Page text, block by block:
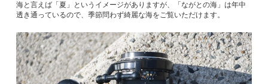
海と言えば「夏」というイメージがありますが、「ながとの海」は年中
透き通っているので、季節問わず綺麗な海をご覧いただけます。